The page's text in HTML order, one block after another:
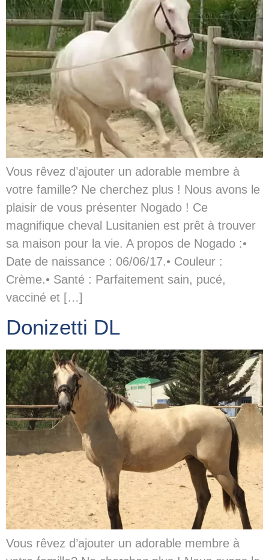
Vous rêvez d’ajouter un adorable membre à
votre famille? Ne cherchez plus ! Nous avons le
plaisir de vous présenter Nogado ! Ce
magnifique cheval Lusitanien est prêt à trouver
sa maison pour la vie. A propos de Nogado :•
Date de naissance : 06/06/17.• Couleur :
Crème.• Santé : Parfaitement sain, pucé,
vacciné et […]
Donizetti DL
Vous rêvez d’ajouter un adorable membre à